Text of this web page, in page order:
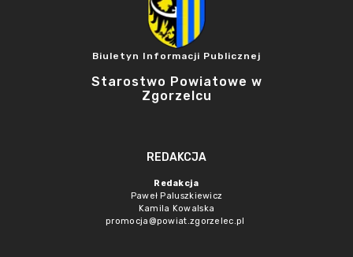
Biuletyn Informacji Publicznej
Starostwo Powiatowe w
Zgorzelcu
REDAKCJA
Redakcja
Paweł Paluszkiewicz
Kamila Kowalska
promocja@powiat.zgorzelec.pl